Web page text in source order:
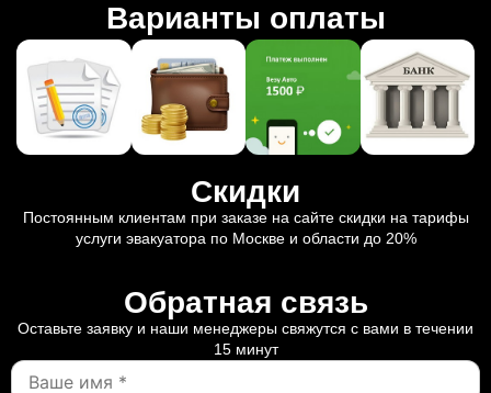
Варианты оплаты
Скидки
Постоянным клиентам при заказе на сайте скидки на тарифы
услуги эвакуатора по Москве и области до 20%
Обратная связь
Оставьте заявку и наши менеджеры свяжутся с вами в течении
15 минут